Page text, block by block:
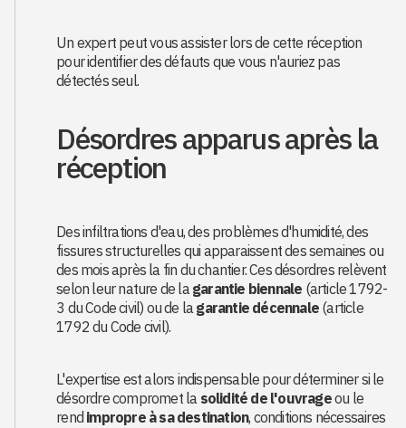
Un expert peut vous assister lors de cette réception
pour identifier des défauts que vous n'auriez pas
détectés seul.
Désordres apparus après la
réception
Des infiltrations d'eau, des problèmes d'humidité, des
fissures structurelles qui apparaissent des semaines ou
des mois après la fin du chantier. Ces désordres relèvent
selon leur nature de lagarantie biennale (article 1792-
3 du Code civil) ou de lagarantie décennale (article
1792 du Code civil).
L'expertise est alors indispensable pour déterminer si le
désordre compromet la solidité de l'ouvrageou le
rend impropre à sa destination, conditions nécessaires